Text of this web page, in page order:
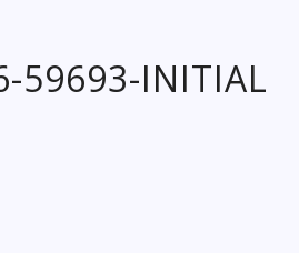
59693-INITIAL